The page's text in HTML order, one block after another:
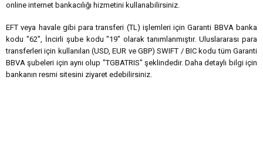
online internet bankacılığı hizmetini kullanabilirsiniz.
EFT veya havale gibi para transferi (TL) işlemleri için Garanti BBVA banka
kodu "62", İncirli şube kodu "19" olarak tanımlanmıştır. Uluslararası para
transferleri için kullanılan (USD, EUR ve GBP) SWIFT / BIC kodu tüm Garanti
BBVA şubeleri için aynı olup "TGBATRIS" şeklindedir. Daha detaylı bilgi için
bankanın resmi sitesini ziyaret edebilirsiniz.